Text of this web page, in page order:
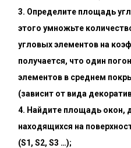
Определите площадь
этого умножьте
угловых элементов на
получается, что один
элементов в среднем
(зависит от вида
Найдите площадь окон,
находящихся на
(S1, S2, S3 …);